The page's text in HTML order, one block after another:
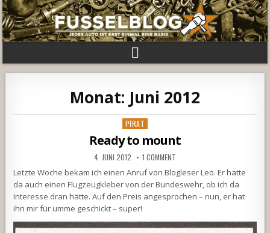
Monat: Juni 2012
Posted
in
PIRAT
Ready to mount
4. JUNI 2012 1 COMMENT
Letzte Woche bekam ich einen Anruf von Blogleser Leo. Er hätte
da auch einen Flugzeugkleber von der Bundeswehr, ob ich da
Interesse dran hätte. Auf den Preis angesprochen – nun, er hat
ihn mir für umme geschickt – super!